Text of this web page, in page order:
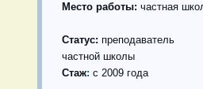
Место работы: частная
Статус: преподаватель
частной школы
Стаж: с 2009 года